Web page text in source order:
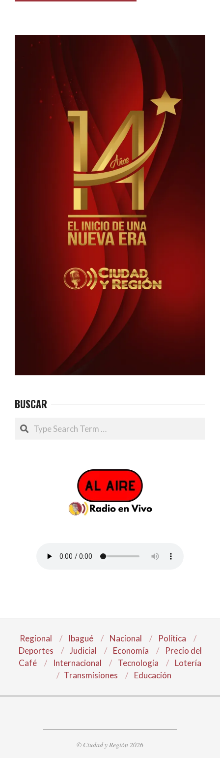
BUSCAR
Search
Regional Ibagué Nacional
Política
Deportes
Judicial Economía
Precio del
Café
Internacional Tecnología
Lotería
Transmisiones
Educación
© Ciudad y Región 2026